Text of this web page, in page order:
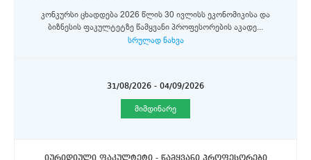
კონკურსი ცხადდება 2026 წლის 30 ივლისს ეკონომიკისა და
ბიზნესის ფაკულტეტზე წამყვანი პროფესორების აკადე...
სრულად ნახვა
31/08/2026 - 04/09/2026
მიმდინარე